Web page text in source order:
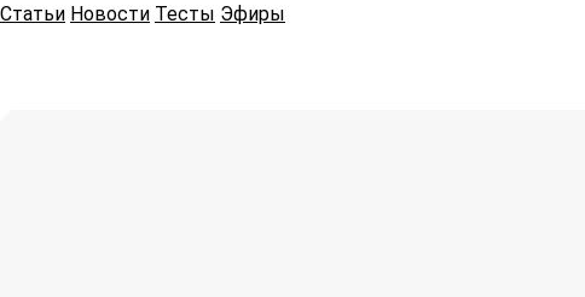
Статьи Новости Тесты Эфиры